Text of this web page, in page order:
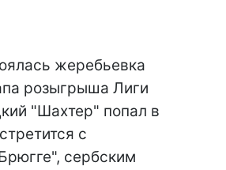
жеребьевка
розыгрыша Лиги
"Шахтер" попал в
с
сербским